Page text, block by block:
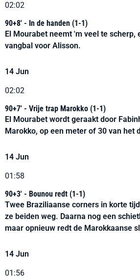
02:02
90+8' - In de handen (1-1)
El Mourabet neemt 'm veel te scherp,
vangbal voor Alisson.
14 Jun
02:02
90+7' - Vrije trap Marokko (1-1)
El Mourabet wordt geraakt door
Marokko, op een meter of 30 van het
14 Jun
01:58
90+3' - Bounou redt (1-1)
Twee Braziliaanse corners in korte
ze beiden weg. Daarna nog een
maar opnieuw redt de Marokkaanse
14 Jun
01:56